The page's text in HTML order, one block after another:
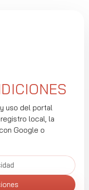
uso del portal
local, la
Google o